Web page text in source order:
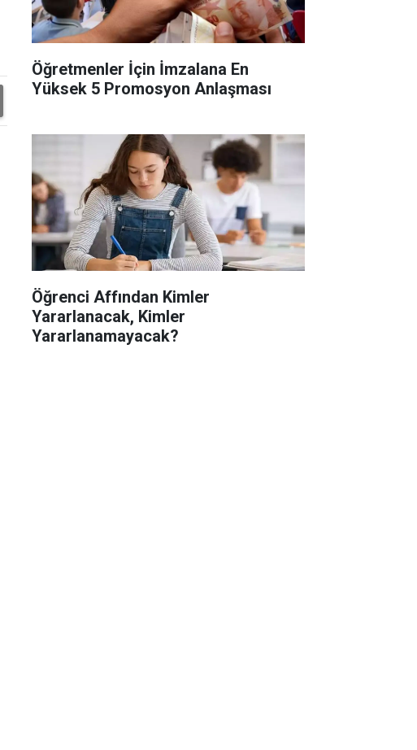
Öğretmenler İçin İmzalana En
Yüksek 5 Promosyon Anlaşması
Öğrenci Affından Kimler
Yararlanacak, Kimler
Yararlanamayacak?